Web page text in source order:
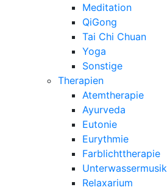
Meditation
QiGong
Tai Chi Chuan
Yoga
Sonstige
Therapien
Atemtherapie
Ayurveda
Eutonie
Eurythmie
Farblichttherapie
Unterwassermusik
Relaxarium